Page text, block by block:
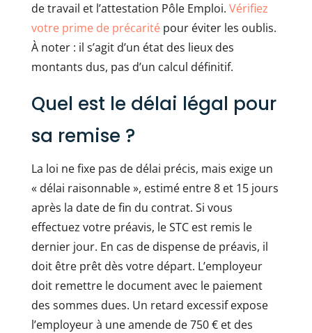
de travail et l’attestation Pôle Emploi. Vérifiez
votre prime de précaritépour éviter les oublis.
À noter : il s’agit d’un état des lieux des
montants dus, pas d’un calcul définitif.
Quel est le délai légal pour
sa remise ?
La loi ne fixe pas de délai précis, mais exige un
« délai raisonnable », estimé entre 8 et 15 jours
après la date de fin du contrat. Si vous
effectuez votre préavis, le STC est remis le
dernier jour. En cas de dispense de préavis, il
doit être prêt dès votre départ. L’employeur
doit remettre le document avec le paiement
des sommes dues. Un retard excessif expose
l’employeur à une amende de 750 € et des